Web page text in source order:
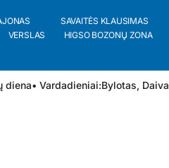
SAVAITĖS KLAUSIMAS
VERSLAS HIGSO BOZONŲ ZONA
diena• Vardadieniai:Bylotas, Daiva